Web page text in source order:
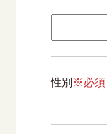
性別 ※必須